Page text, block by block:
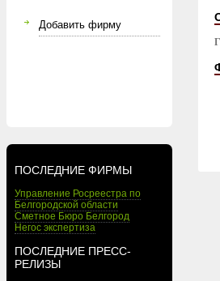
Добавить фирму
ПОСЛЕДНИЕ ФИРМЫ
Управление Росреестра по
Белгородской области
Сметное Бюро Белгород
Негос экспертиза
ПОСЛЕДНИЕ ПРЕСС-
РЕЛИЗЫ